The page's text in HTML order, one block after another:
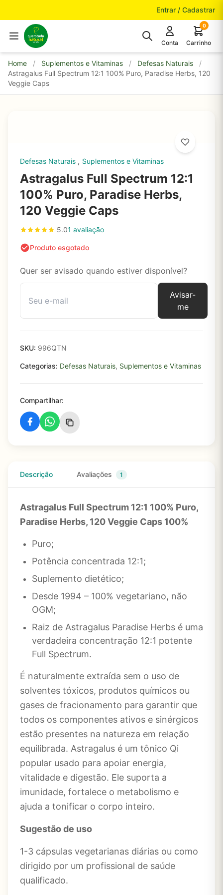
Entrar / Cadastrar
Conta
0
Carrinho
Home / Suplementos e Vitaminas / Defesas Naturais
/
Astragalus Full Spectrum 12:1 100% Puro, Paradise Herbs, 120
Veggie Caps
Defesas Naturais , Suplementos e Vitaminas
Astragalus Full Spectrum 12:1
100% Puro, Paradise Herbs,
120 Veggie Caps
5.01 avaliação
Produto esgotado
Quer ser avisado quando estiver disponível?
Avisar-
me
SKU: 996QTN
Categorias: Defesas Naturais, Suplementos e Vitaminas
Compartilhar:
Descrição Avaliações 1
Astragalus Full Spectrum 12:1 100% Puro,
Paradise Herbs, 120 Veggie Caps 100%
Puro;
Potência concentrada 12:1;
Suplemento dietético;
Desde 1994 – 100% vegetariano, não
OGM;
Raiz de Astragalus Paradise Herbs é uma
verdadeira concentração 12:1 potente
Full Spectrum.
É naturalmente extraída sem o uso de
solventes tóxicos, produtos químicos ou
gases de fracionamento para garantir que
todos os componentes ativos e sinérgicos
estão presentes na natureza em relação
equilibrada. Astragalus é um tônico Qi
popular usado para apoiar energia,
vitalidade e digestão. Ele suporta a
imunidade, fortalece o metabolismo e
ajuda a tonificar o corpo inteiro.
Sugestão de uso
1-3 cápsulas vegetarianas diárias ou como
dirigido por um profissional de saúde
qualificado.